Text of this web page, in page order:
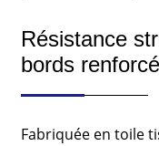
Résistance
bords
Fabriquée en toile